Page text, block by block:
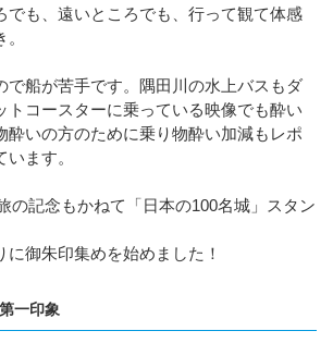
でも、遠いところでも、行って観て体感
で船が苦手です。隅田川の水上バスもダ
トコースターに乗っている映像でも酔い
酔いの方のために乗り物酔い加減もレポ
ます。
の記念もかねて「日本の100名城」スタン
に御朱印集めを始めました！
一印象